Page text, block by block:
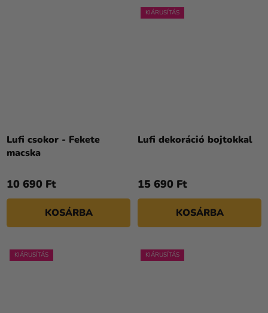
Lufi csokor - Fekete
macska
10 690 Ft
KOSÁRBA
KIÁRUSÍTÁS
Lufi dekoráció bojtokkal
15 690 Ft
KOSÁRBA
KIÁRUSÍTÁS KIÁRUSÍTÁS